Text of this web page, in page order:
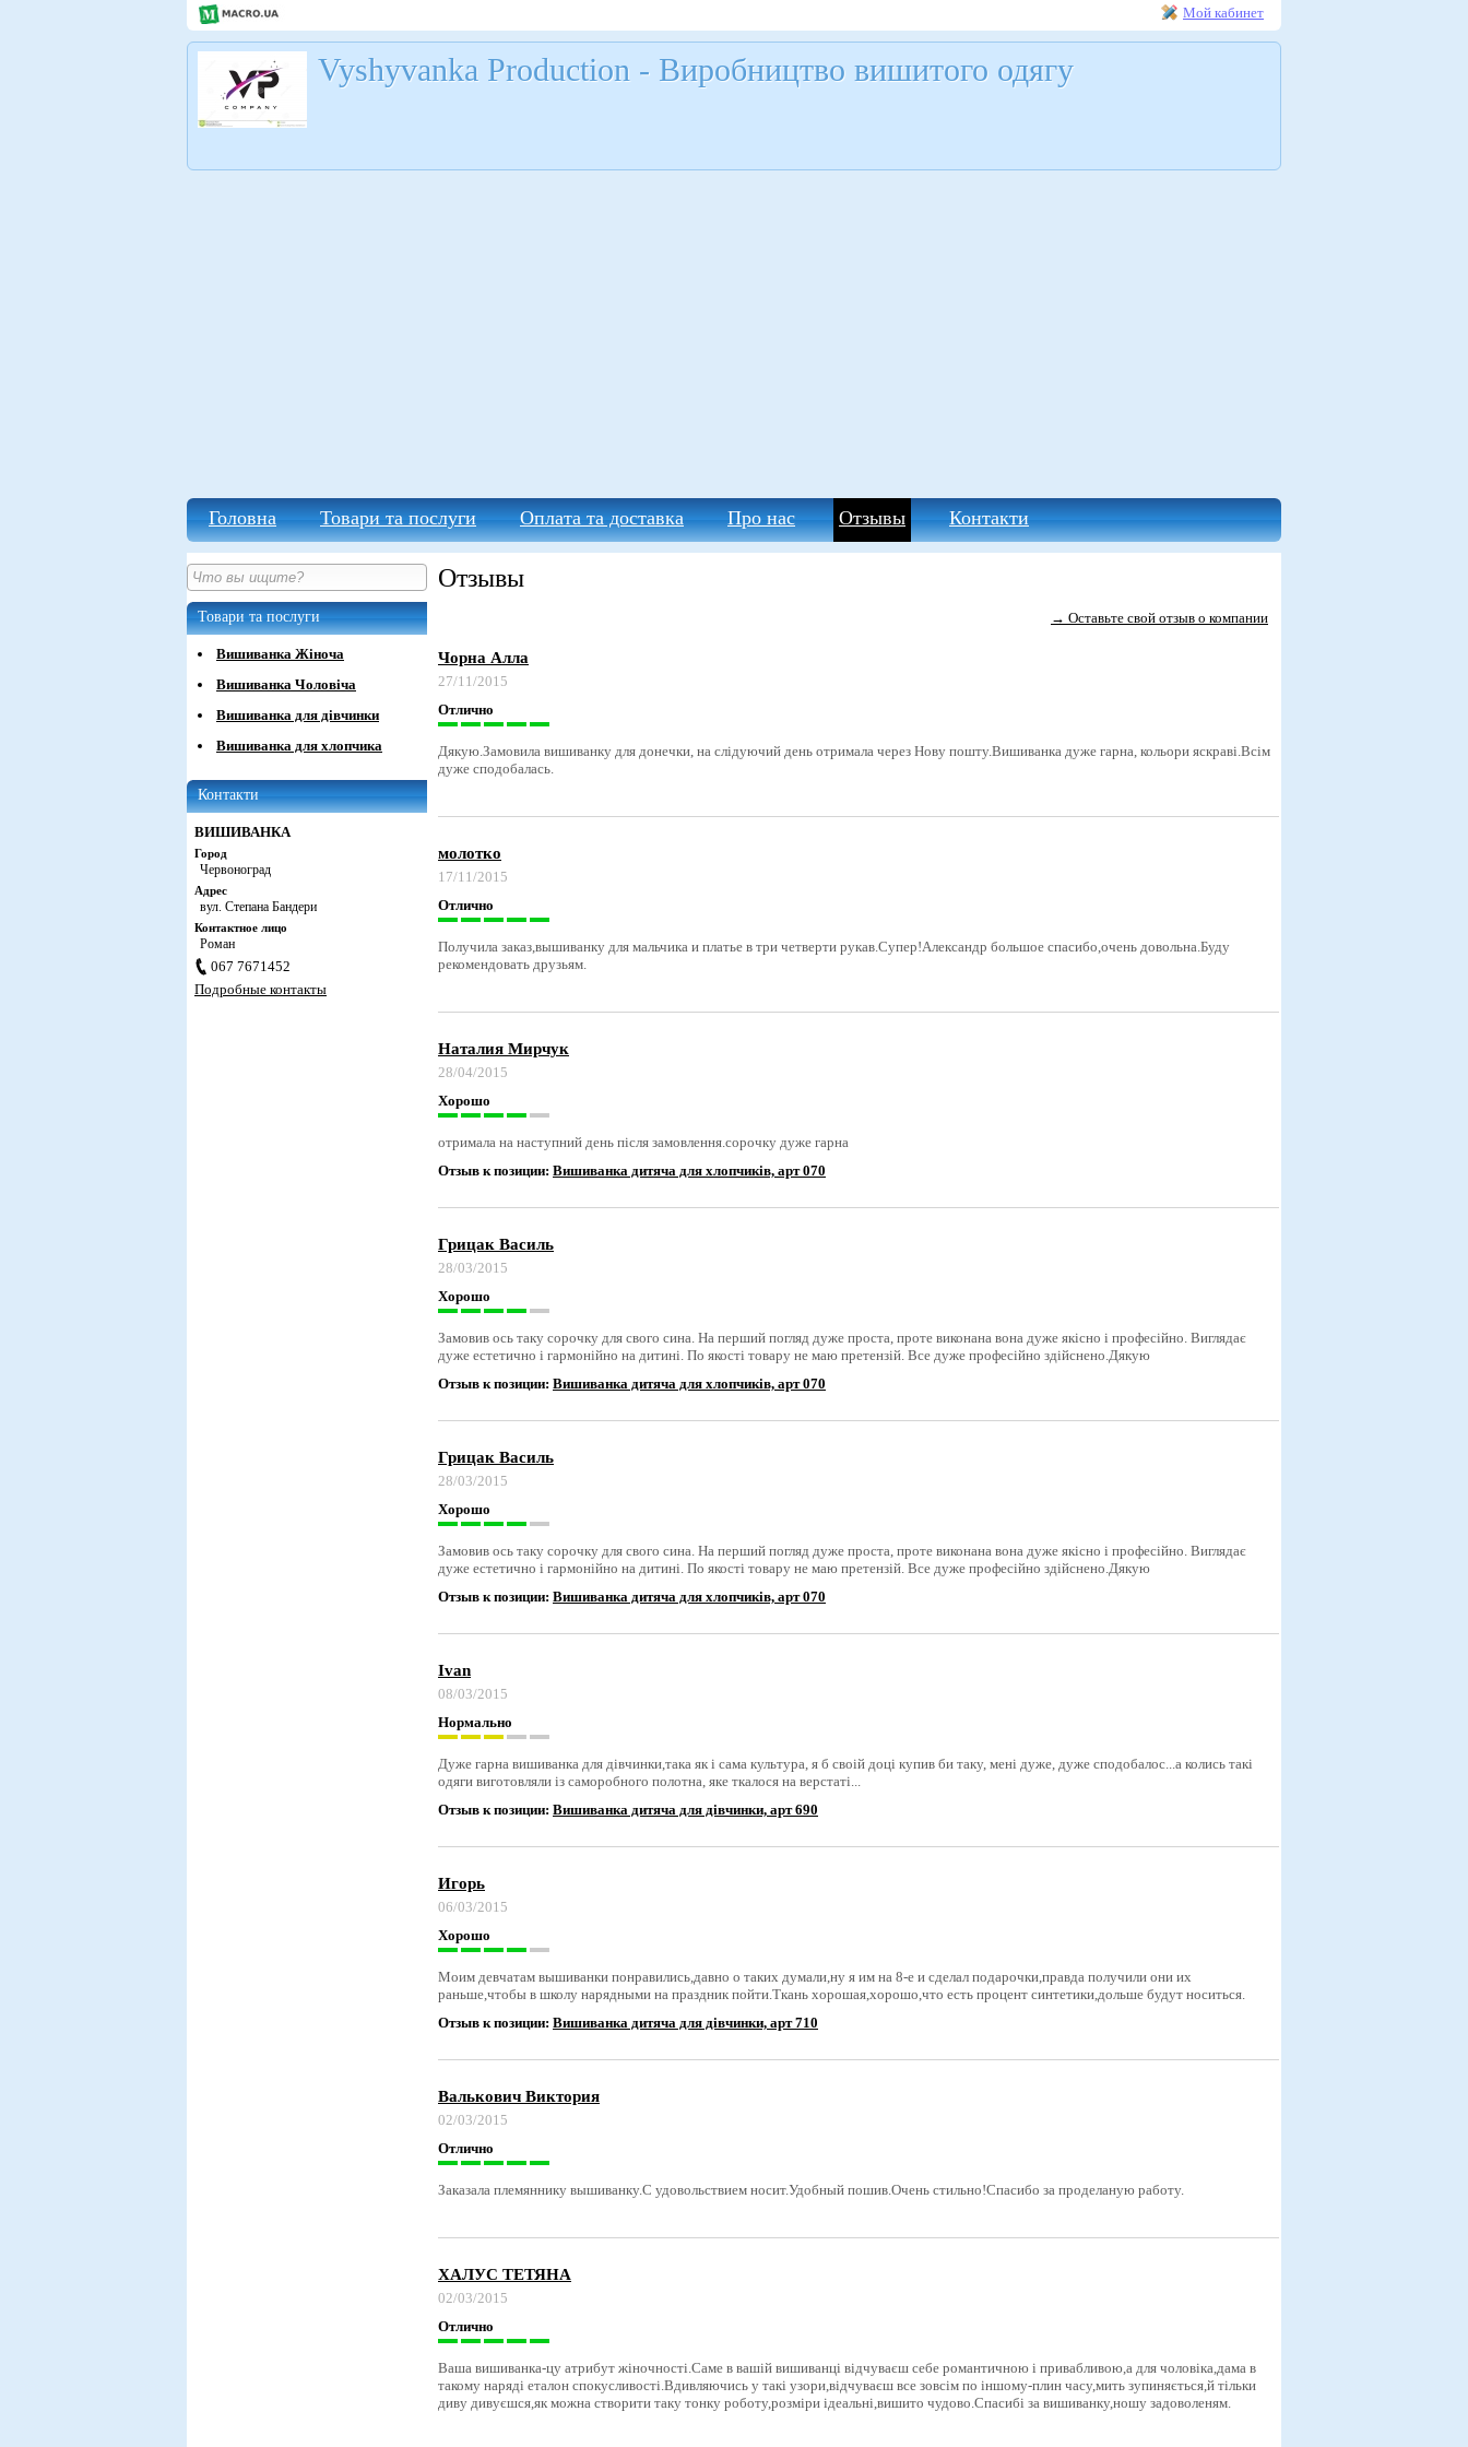
Мой кабинет
Vyshyvanka Production - Виробництво вишитого одягу
Головна Товари та послуги Оплата та доставка Про нас Отзывы Контакти
Товари та послуги
Вишиванка Жіноча
Вишиванка Чоловіча
Вишиванка для дівчинки
Вишиванка для хлопчика
Контакти
ВИШИВАНКА
Город
Червоноград
Адрес
вул. Степана Бандери
Контактное лицо
Роман
067 7671452
Подробные контакты
Отзывы
→ Оставьте свой отзыв о компании
Чорна Алла
27/11/2015
Отлично
Дякую.Замовила вишиванку для донечки, на слідуючий день отримала через Нову пошту.Вишиванка дуже гарна, кольори яскраві.Всім
дуже сподобалась.
молотко
17/11/2015
Отлично
Получила заказ,вышиванку для мальчика и платье в три четверти рукав.Супер!Александр большое спасибо,очень довольна.Буду
рекомендовать друзьям.
Наталия Мирчук
28/04/2015
Хорошо
отримала на наступний день після замовлення.сорочку дуже гарна
Отзыв к позиции: Вишиванка дитяча для хлопчиків, арт 070
Грицак Василь
28/03/2015
Хорошо
Замовив ось таку сорочку для свого сина. На перший погляд дуже проста, проте виконана вона дуже якісно і професійно. Виглядає
дуже естетично і гармонійно на дитині. По якості товару не маю претензій. Все дуже професійно здійснено.Дякую
Отзыв к позиции: Вишиванка дитяча для хлопчиків, арт 070
Грицак Василь
28/03/2015
Хорошо
Замовив ось таку сорочку для свого сина. На перший погляд дуже проста, проте виконана вона дуже якісно і професійно. Виглядає
дуже естетично і гармонійно на дитині. По якості товару не маю претензій. Все дуже професійно здійснено.Дякую
Отзыв к позиции: Вишиванка дитяча для хлопчиків, арт 070
Ivan
08/03/2015
Нормально
Дуже гарна вишиванка для дiвчинки,така як i сама культура, я б своiй доцi купив би таку, менi дуже, дуже сподобалос...а колись такi
одяги виготовляли із саморобного полотна, яке ткалося на верстаті...
Отзыв к позиции: Вишиванка дитяча для дівчинки, арт 690
Игорь
06/03/2015
Хорошо
Моим девчатам вышиванки понравились,давно о таких думали,ну я им на 8-е и сделал подарочки,правда получили они их
раньше,чтобы в школу нарядными на праздник пойти.Ткань хорошая,хорошо,что есть процент синтетики,дольше будут носиться.
Отзыв к позиции: Вишиванка дитяча для дівчинки, арт 710
Валькович Виктория
02/03/2015
Отлично
Заказала племяннику вышиванку.С удовольствием носит.Удобный пошив.Очень стильно!Спасибо за проделаную работу.
ХАЛУС ТЕТЯНА
02/03/2015
Отлично
Ваша вишиванка-цу атрибут жіночності.Саме в вашій вишиванці відчуваєш себе романтичною і привабливою,а для чоловіка,дама в
такому наряді еталон спокусливості.Вдивляючись у такі узори,відчуваєш все зовсім по іншому-плин часу,мить зупиняється,й тільки
диву дивуєшся,як можна створити таку тонку роботу,розміри ідеальні,вишито чудово.Спасибі за вишиванку,ношу задоволеням.